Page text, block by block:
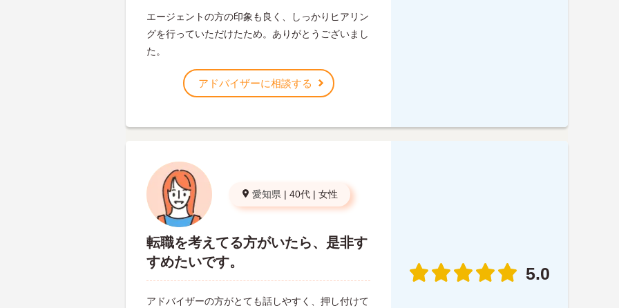
エージェントの方の印象も良く、しっかりヒアリン
グを行っていただけたため。ありがとうございまし
た。
アドバイザーに相談する
愛知県 | 40代 | 女性
転職を考えてる方がいたら、是非す
すめたいです。
アドバイザーの方がとても話しやすく、押し付けて
5.0